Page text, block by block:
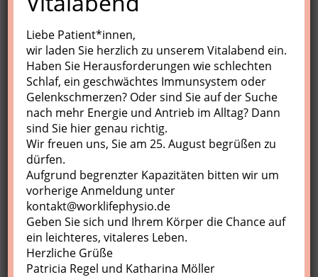
Nächste Kurse
Keine Veranstaltungen
Profil
Meine Buchungen
Abmelden
Liebe Patient*innen,
wir laden Sie herzlich zu unserem Vitalabend ein.
Haben Sie Herausforderungen wie schlechten
Schlaf, ein geschwächtes Immunsystem oder
Gelenkschmerzen? Oder sind Sie auf der Suche
nach mehr Energie und Antrieb im Alltag? Dann
sind Sie hier genau richtig.
Wir freuen uns, Sie am 25. August begrüßen zu
dürfen.
Aufgrund begrenzter Kapazitäten bitten wir um
vorherige Anmeldung unter
kontakt@worklifephysio.de
Geben Sie sich und Ihrem Körper die Chance auf
ein leichteres, vitaleres Leben.
Herzliche Grüße
Patricia Regel und Katharina Möller